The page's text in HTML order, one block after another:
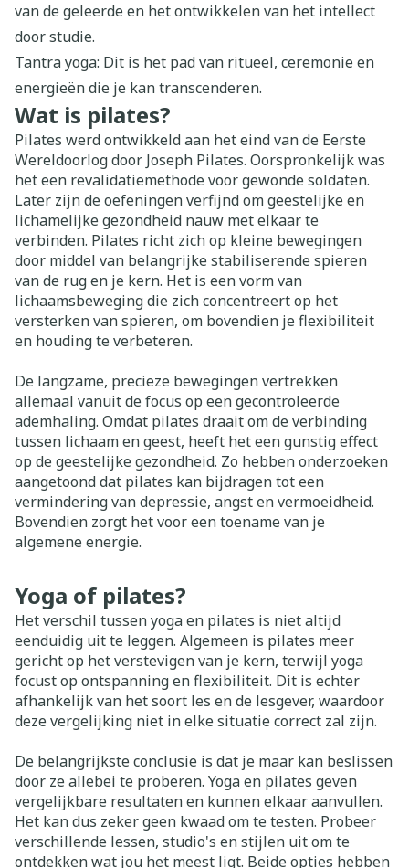
van de geleerde en het ontwikkelen van het intellect
door studie.
Tantra yoga: Dit is het pad van ritueel, ceremonie en
energieën die je kan transcenderen.
Wat is pilates?
Pilates werd ontwikkeld aan het eind van de Eerste
Wereldoorlog door Joseph Pilates. Oorspronkelijk was
het een revalidatiemethode voor gewonde soldaten.
Later zijn de oefeningen verfijnd om geestelijke en
lichamelijke gezondheid nauw met elkaar te
verbinden. Pilates richt zich op kleine bewegingen
door middel van belangrijke stabiliserende spieren
van de rug en je kern. Het is een vorm van
lichaamsbeweging die zich concentreert op het
versterken van spieren, om bovendien je flexibiliteit
en houding te verbeteren.
De langzame, precieze bewegingen vertrekken
allemaal vanuit de focus op een gecontroleerde
ademhaling. Omdat pilates draait om de verbinding
tussen lichaam en geest, heeft het een gunstig effect
op de geestelijke gezondheid. Zo hebben onderzoeken
aangetoond dat pilates kan bijdragen tot een
vermindering van depressie, angst en vermoeidheid.
Bovendien zorgt het voor een toename van je
algemene energie.
Yoga of pilates?
Het verschil tussen yoga en pilates is niet altijd
eenduidig uit te leggen. Algemeen is pilates meer
gericht op het verstevigen van je kern, terwijl yoga
focust op ontspanning en flexibiliteit. Dit is echter
afhankelijk van het soort les en de lesgever, waardoor
deze vergelijking niet in elke situatie correct zal zijn.
De belangrijkste conclusie is dat je maar kan beslissen
door ze allebei te proberen. Yoga en pilates geven
vergelijkbare resultaten en kunnen elkaar aanvullen.
Het kan dus zeker geen kwaad om te testen. Probeer
verschillende lessen, studio's en stijlen uit om te
ontdekken wat jou het meest ligt. Beide opties hebben